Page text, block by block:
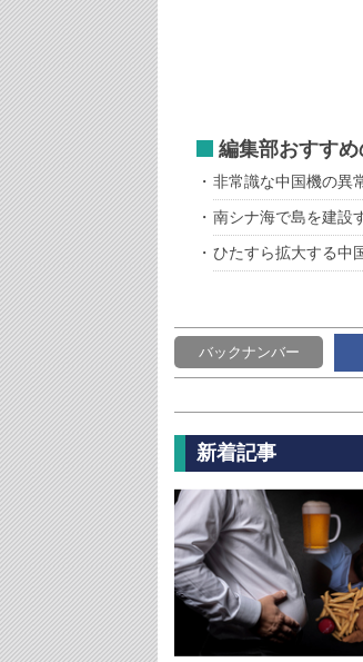
編集部おすす
非常識な中国機の異
南シナ海で島を建設
ひたすら拡大する
バックナンバー
新着記事